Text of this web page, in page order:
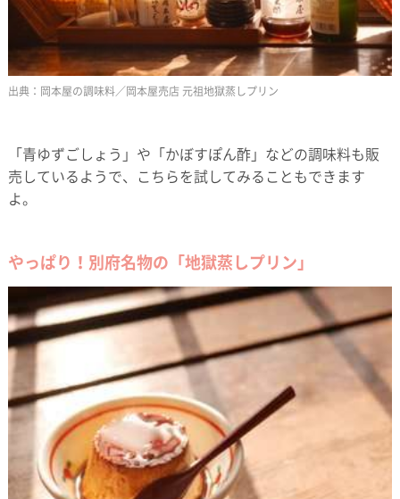
岡本屋の調味料／岡本屋売店 元祖地獄蒸しプリン
「青ゆずごしょう」や「かぼすぽん酢」などの調味料も販
売しているようで、こちらを試してみることもできます
よ。
やっぱり！別府名物の「地獄蒸しプリン」